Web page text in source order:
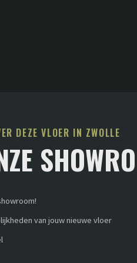
DEZE VLOER IN ZWOLLE
van jouw nieuwe vloer